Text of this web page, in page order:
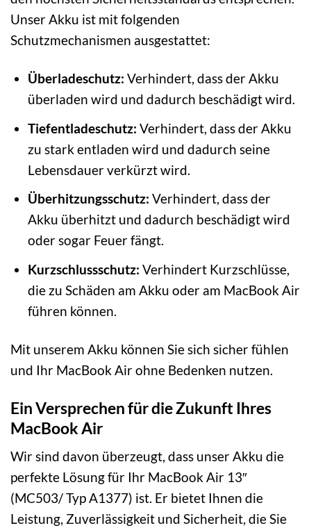
Unser Akku ist mit folgenden
Schutzmechanismen ausgestattet:
Überladeschutz: Verhindert, dass der Akku
überladen wird und dadurch beschädigt wird.
Tiefentladeschutz: Verhindert, dass der Akku
zu stark entladen wird und dadurch seine
Lebensdauer verkürzt wird.
Überhitzungsschutz: Verhindert, dass der
Akku überhitzt und dadurch beschädigt wird
oder sogar Feuer fängt.
Kurzschlussschutz: Verhindert Kurzschlüsse,
die zu Schäden am Akku oder am MacBook Air
führen können.
Mit unserem Akku können Sie sich sicher fühlen
und Ihr MacBook Air ohne Bedenken nutzen.
Ein Versprechen für die Zukunft Ihres
MacBook Air
Wir sind davon überzeugt, dass unser Akku die
perfekte Lösung für Ihr MacBook Air 13″
(MC503/ Typ A1377) ist. Er bietet Ihnen die
Leistung, Zuverlässigkeit und Sicherheit, die Sie